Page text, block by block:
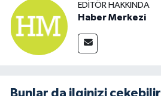
EDITÖR HAKKINDA
Haber Merkezi
Bunlar da ilginizi çekebilir